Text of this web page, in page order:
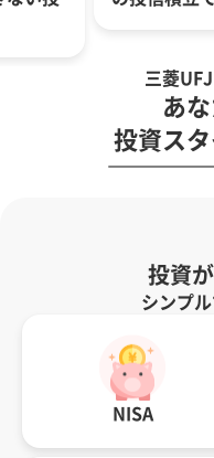
三菱
あ
投資スタ
投資
シンプ
NISA